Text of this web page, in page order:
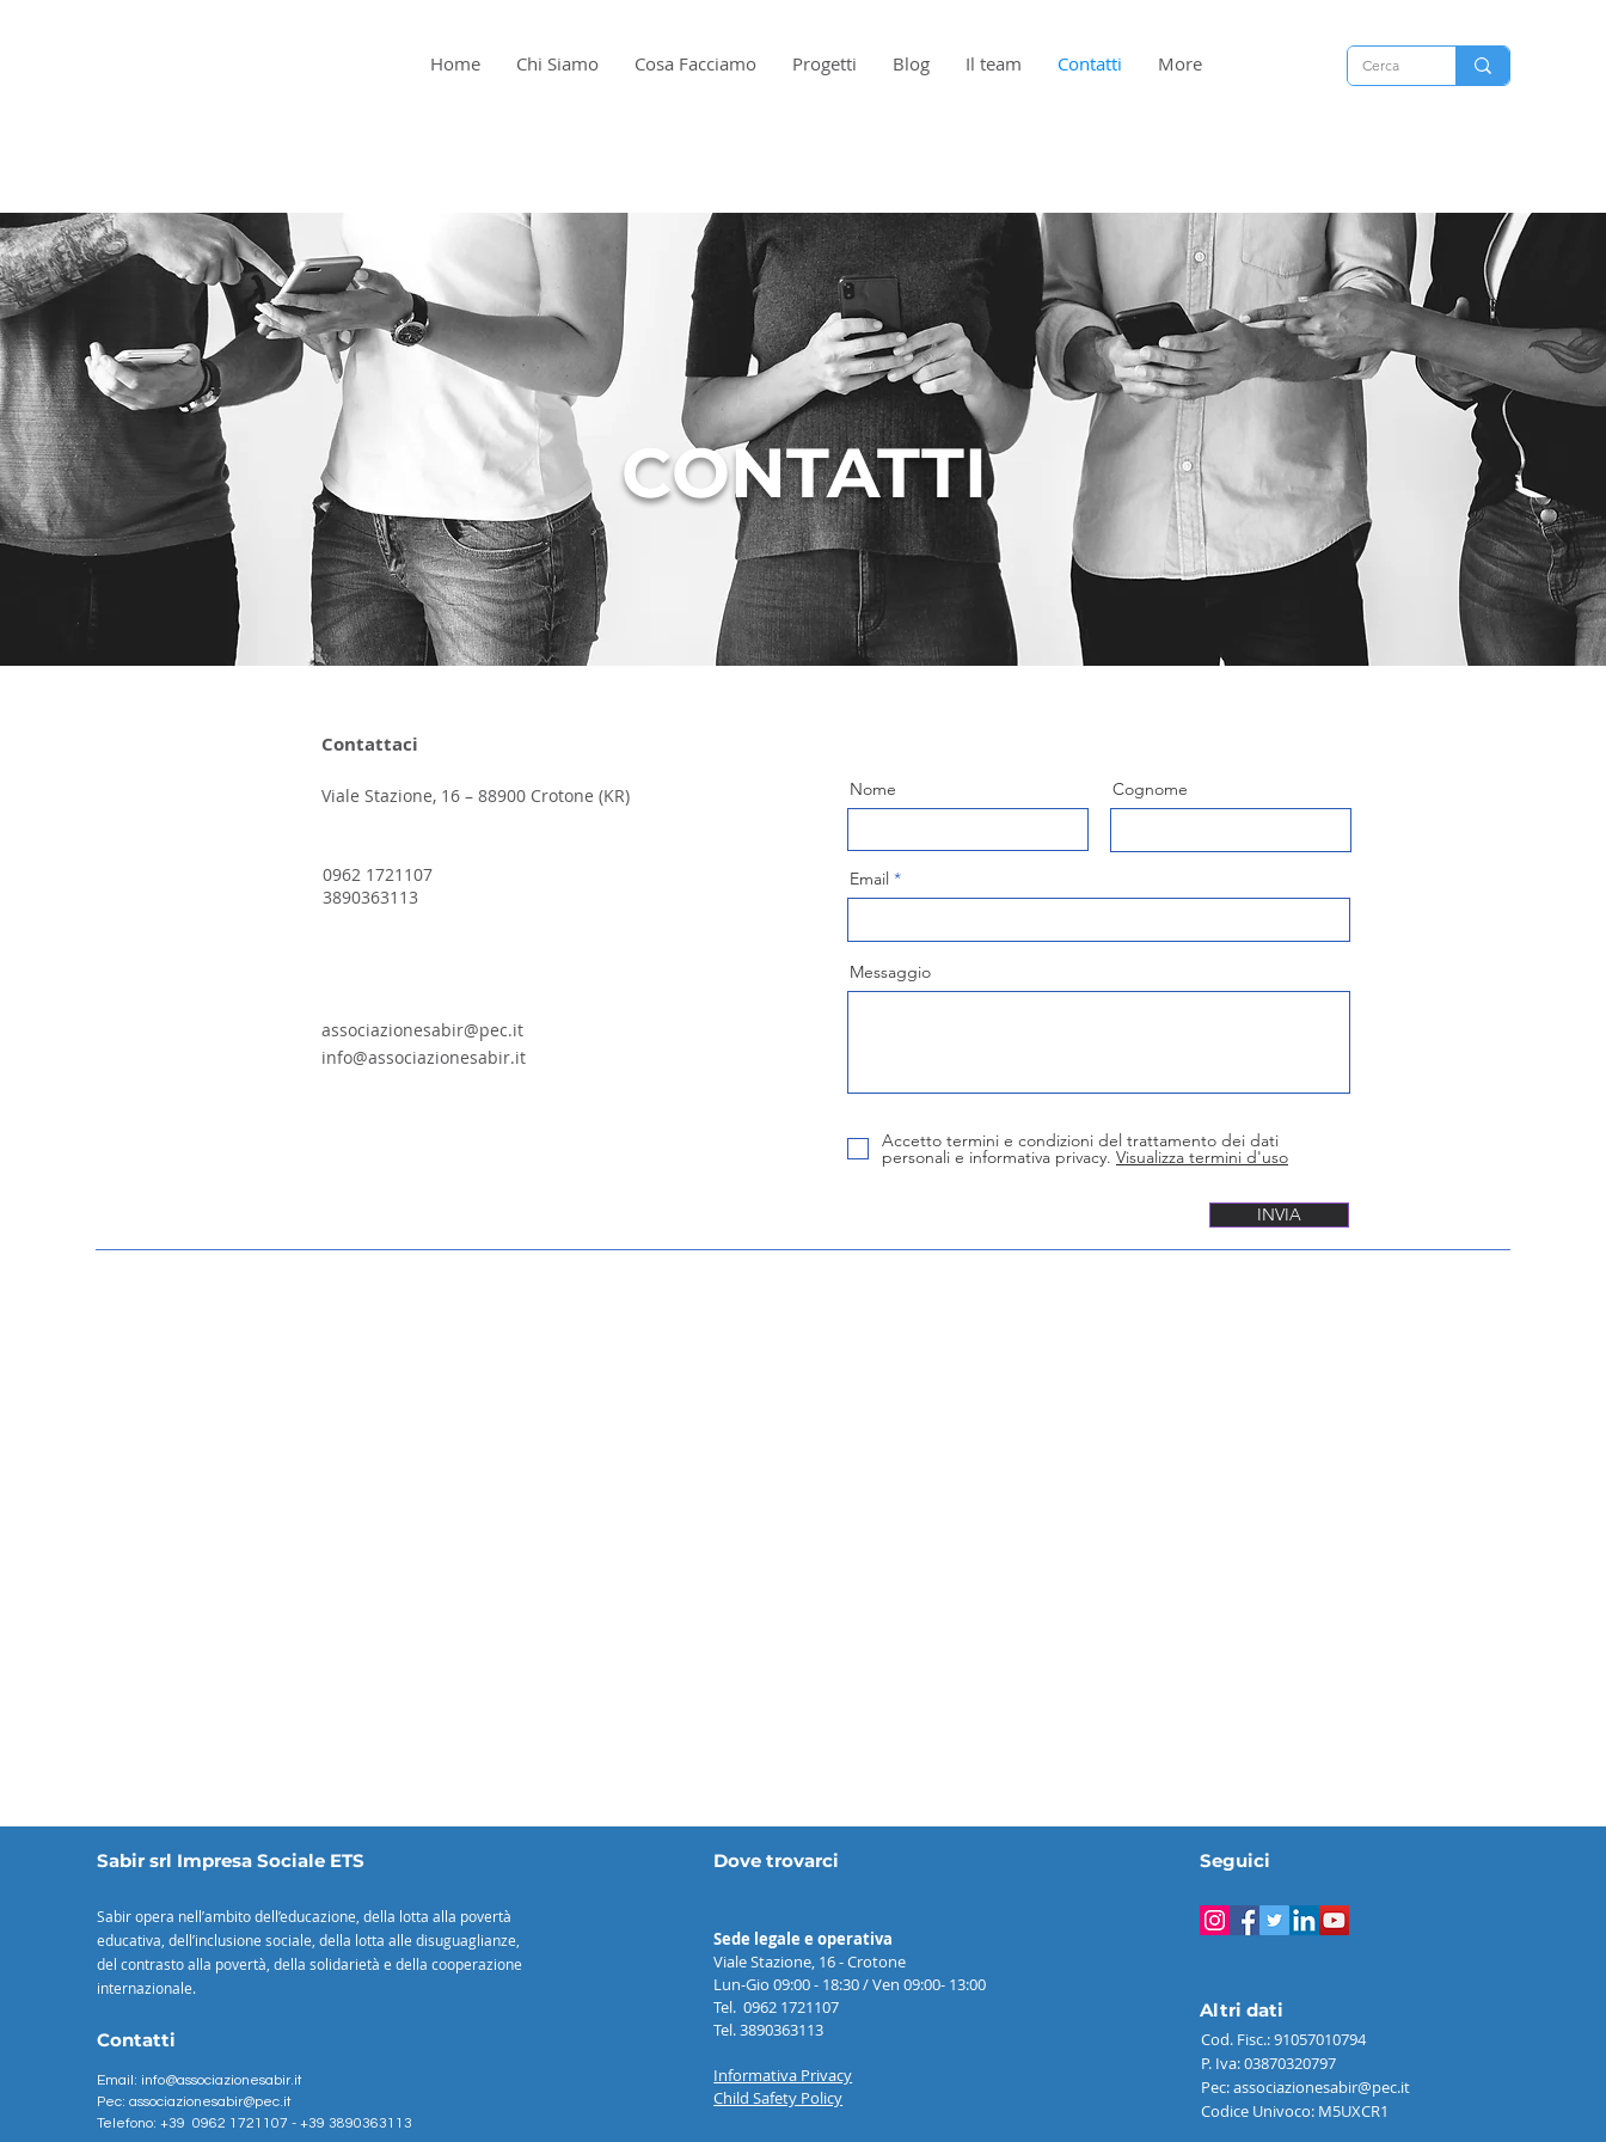
Home Chi Siamo Cosa Facciamo Progetti Blog Il team Contatti More
CONTATTI
Contattaci
Viale Stazione, 16 – 88900 Crotone (KR)
0962 1721107
3890363113
associazionesabir@pec.it
info@associazionesabir.it
Nome Cognome
Email
Messaggio
Accetto termini e condizioni del trattamento dei dati
personali e informativa privacy. Visualizza termini d'uso
INVIA
Sabir srl Impresa Sociale ETS
Sabir opera nell’ambito dell’educazione, della lotta alla povertà
educativa, dell’inclusione sociale, della lotta alle disuguaglianze,
del contrasto alla povertà, della solidarietà e della cooperazione
internazionale.
Email: info@associazionesabir.it
Pec: associazionesabir@pec.it
Telefono: +39 0962 1721107 - +39 3890363113
Contatti
Dove trovarci
Sede legale e operativa
Viale Stazione, 16 - Crotone
Lun-Gio 09:00 - 18:30 / Ven 09:00- 13:00
Tel. 0962 1721107
Tel. 3890363113
Informativa Privacy
Child Safety Policy
Seguici
Altri dati
Cod. Fisc.: 91057010794
P. Iva: 03870320797
Pec: associazionesabir@pec.it
Codice Univoco: M5UXCR1